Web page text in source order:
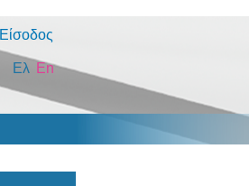
Είσοδος
En
Ελ